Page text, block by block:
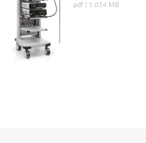
pdf | 1.034 MB